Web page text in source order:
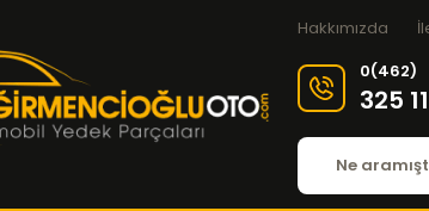
Hakkımızda
0(462)
325